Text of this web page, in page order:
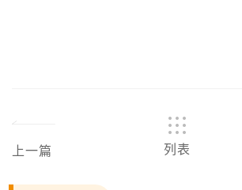
上一篇 列表